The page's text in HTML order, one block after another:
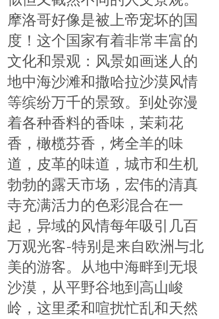
摩洛哥好像是被上帝宠坏的国
度！这个国家有着非常丰富的
文化和景观：风景如画迷人的
地中海沙滩和撒哈拉沙漠风情
等缤纷万千的景致。到处弥漫
着各种香料的香味，茉莉花
香，橄榄芬香，烤全羊的味
道，皮革的味道，城市和生机
勃勃的露天市场，宏伟的清真
寺充满活力的色彩混合在一
起，异域的风情每年吸引几百
万观光客-特别是来自欧洲与北
美的游客。从地中海畔到无垠
沙漠，从平野谷地到高山峻
岭，这里柔和喧扰忙乱和天然